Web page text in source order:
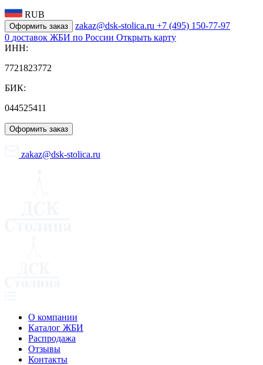
RUB
Оформить заказ zakaz@dsk-stolica.ru +7 (495) 150-77-97
0 доставок ЖБИ по России Открыть карту
ИНН:
7721823772
БИК:
044525411
Оформить заказ
zakaz@dsk-stolica.ru
О компании
Каталог ЖБИ
Распродажа
Отзывы
Контакты